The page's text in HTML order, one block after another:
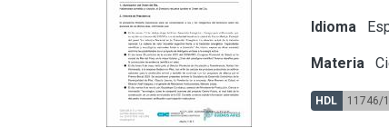
Idioma
Materia
HDL 11746/